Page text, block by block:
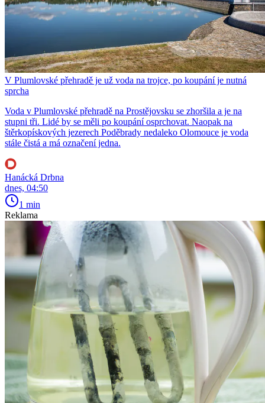
V Plumlovské přehradě je už voda na trojce, po koupání je nutná
sprcha
Voda v Plumlovské přehradě na Prostějovsku se zhoršila a je na
stupni tři. Lidé by se měli po koupání osprchovat. Naopak na
štěrkopískových jezerech Poděbrady nedaleko Olomouce je voda
stále čistá a má označení jedna.
Hanácká Drbna
dnes, 04:50
1 min
Reklama